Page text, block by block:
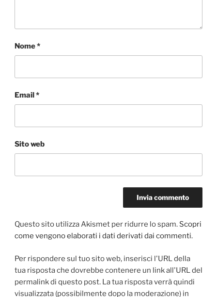
Nome*
Email*
Sito web
Questo sito utilizza Akismet per ridurre lo spam. Scopri
come vengono elaborati i dati derivati dai commenti.
Per rispondere sul tuo sito web, inserisci l'URL della
tua risposta che dovrebbe contenere un link all'URL del
permalink di questo post. La tua risposta verrà quindi
visualizzata (possibilmente dopo la moderazione) in